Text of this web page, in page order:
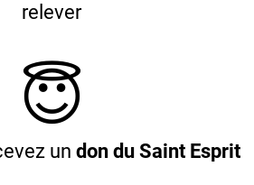
relever
😇
un don du Saint Esprit